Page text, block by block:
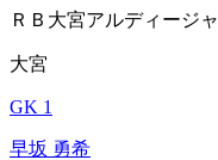
ＲＢ大宮アルディージャ
大宮
GK 1
早坂 勇希